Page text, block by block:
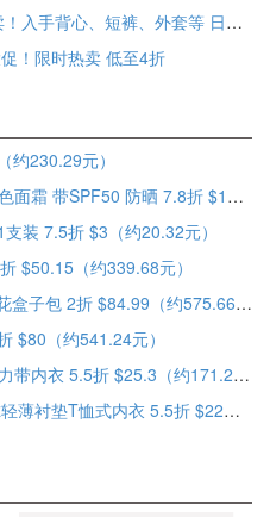
背心、短裤、外套等 日光棕可入
！限时热卖 低至4折
约230.29元）
e.l.f. Cosmetics Halo 水光养肤有色面霜 带SPF50 防晒 7.8折 $14（约94.83元）
装 7.5折 $3（约20.32元）
$50.15（约339.68元）
Michael Kors Jeanie 小号蛇纹压花盒子包 2折 $84.99（约575.66元）
$80（约541.24元）
Calvin Klein 灰色字母徽标摩登引力带内衣 5.5折 $25.3（约171.2元）
Calvin Klein Icon 系列棉质莫代尔轻薄衬垫T恤式内衣 5.5折 $22（约148.87元）